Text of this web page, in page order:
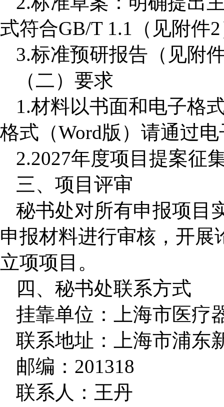
式符合GB/T 1.1 （见附件2
3.标准预研报告（见附
（二）要求
1.材料以书面和电子格
格式（Word版）请通过
2.2027年度项目提案征
三、项目评审
秘书处对所有申报项目
申报材料进行审核，开
立项项目。
四、秘书处联系方式
挂靠单位：上海市医疗
联系地址：上海市浦东
邮编： 201318
联系人：王丹